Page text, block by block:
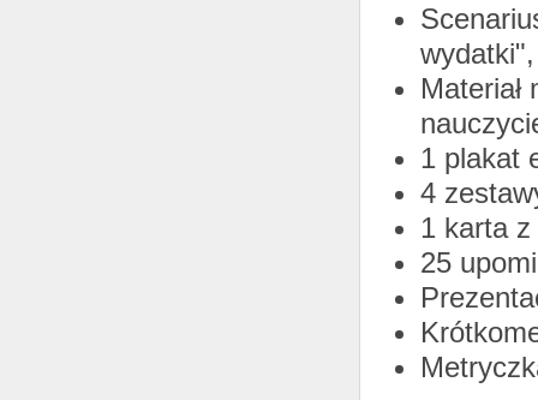
wydatki",
1 plakat
4
1 karta
25